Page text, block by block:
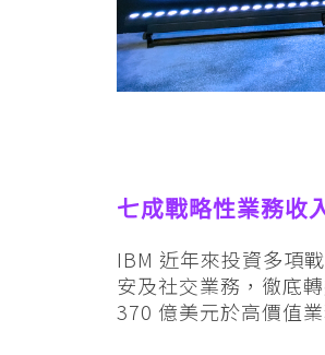
七成戰略性業務收
IBM 近年來投資多項
安及社交業務，徹底
370 億美元於高價值